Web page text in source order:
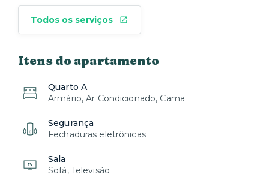
Todos os serviços
Itens do apartamento
Quarto A
Armário, Ar Condicionado, Cama
Segurança
Fechaduras eletrônicas
Sala
Sofá, Televisão